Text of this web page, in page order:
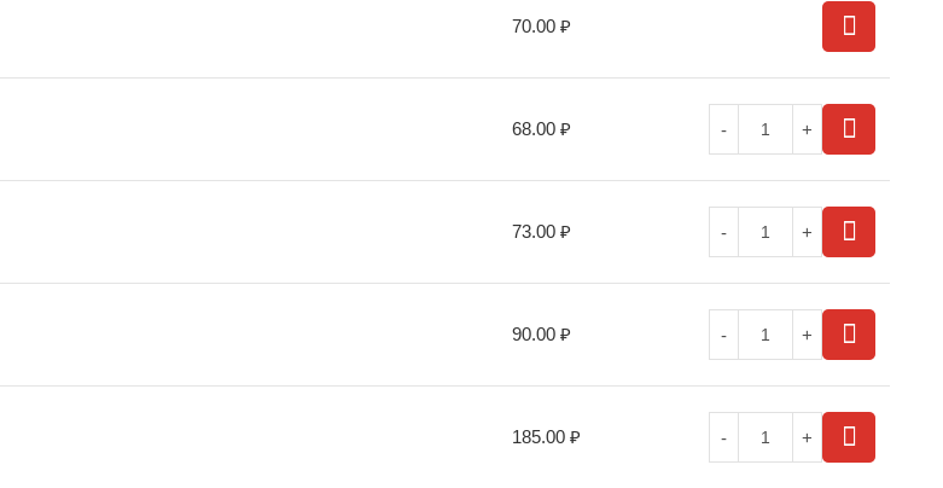
70.00 ₽
68.00 ₽
73.00 ₽
90.00 ₽
185.00 ₽